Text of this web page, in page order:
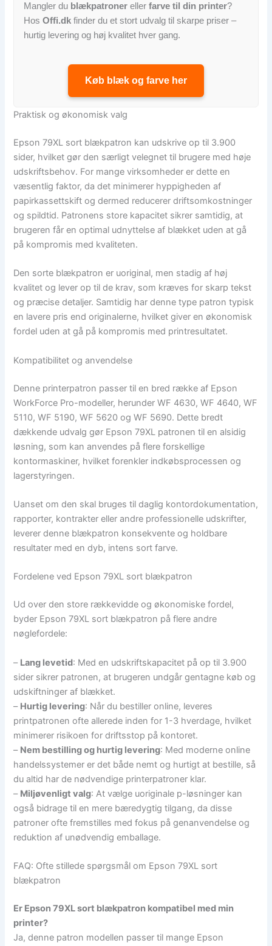
Mangler du blækpatroner ellerfarve til din printer?
HosOffi.dk finder du et stort udvalg til skarpe priser –
hurtig levering og høj kvalitet hver gang.
Køb blæk og farve her
Praktisk og økonomisk valg
Epson 79XL sort blækpatron kan udskrive op til 3.900
sider, hvilket gør den særligt velegnet til brugere med høje
udskriftsbehov. For mange virksomheder er dette en
væsentlig faktor, da det minimerer hyppigheden af
papirkassettskift og dermed reducerer driftsomkostninger
og spildtid. Patronens store kapacitet sikrer samtidig, at
brugeren får en optimal udnyttelse af blækket uden at gå
på kompromis med kvaliteten.
Den sorte blækpatron er uoriginal, men stadig af høj
kvalitet og lever op til de krav, som kræves for skarp tekst
og præcise detaljer. Samtidig har denne type patron typisk
en lavere pris end originalerne, hvilket giver en økonomisk
fordel uden at gå på kompromis med printresultatet.
Kompatibilitet og anvendelse
Denne printerpatron passer til en bred række af Epson
WorkForce Pro-modeller, herunder WF 4630, WF 4640, WF
5110, WF 5190, WF 5620 og WF 5690. Dette bredt
dækkende udvalg gør Epson 79XL patronen til en alsidig
løsning, som kan anvendes på flere forskellige
kontormaskiner, hvilket forenkler indkøbsprocessen og
lagerstyringen.
Uanset om den skal bruges til daglig kontordokumentation,
rapporter, kontrakter eller andre professionelle udskrifter,
leverer denne blækpatron konsekvente og holdbare
resultater med en dyb, intens sort farve.
Fordelene ved Epson 79XL sort blækpatron
Ud over den store rækkevidde og økonomiske fordel,
byder Epson 79XL sort blækpatron på flere andre
nøglefordele:
– Lang levetid: Med en udskriftskapacitet på op til 3.900
sider sikrer patronen, at brugeren undgår gentagne køb og
udskiftninger af blækket.
– Hurtig levering: Når du bestiller online, leveres
printpatronen ofte allerede inden for 1-3 hverdage, hvilket
minimerer risikoen for driftsstop på kontoret.
– Nem bestilling og hurtig levering: Med moderne online
handelssystemer er det både nemt og hurtigt at bestille, så
du altid har de nødvendige printerpatroner klar.
– Miljøvenligt valg: At vælge uoriginale p-løsninger kan
også bidrage til en mere bæredygtig tilgang, da disse
patroner ofte fremstilles med fokus på genanvendelse og
reduktion af unødvendig emballage.
FAQ: Ofte stillede spørgsmål om Epson 79XL sort
blækpatron
Er Epson 79XL sort blækpatron kompatibel med min
printer?
Ja, denne patron modellen passer til mange Epson